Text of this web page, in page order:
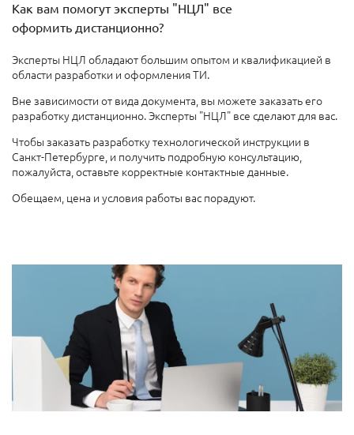
Как вам помогут эксперты "НЦЛ" все
оформить дистанционно?
Эксперты НЦЛ обладают большим опытом и квалификацией в
области разработки и оформления ТИ.
Вне зависимости от вида документа, вы можете заказать его
разработку дистанционно. Эксперты "НЦЛ" все сделают для вас.
Чтобы заказать разработку технологической инструкции в
Санкт-Петербурге, и получить подробную консультацию,
пожалуйста, оставьте корректные контактные данные.
Обещаем, цена и условия работы вас порадуют.